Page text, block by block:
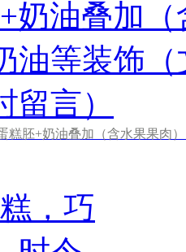
糕胚+奶油叠加（含水果果肉